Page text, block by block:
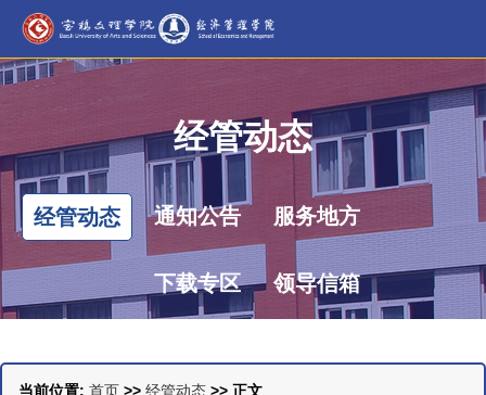
经管动态
经管动态 通知公告 服务地方
下载专区 领导信箱
当前位置: 首页 >> 经管动态 >> 正文